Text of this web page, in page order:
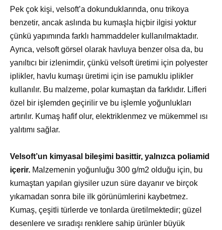
Pek çok kişi, velsoft’a dokunduklarında, onu trikoya
benzetir, ancak aslında bu kumaşla hiçbir ilgisi yoktur
çünkü yapımında farklı hammaddeler kullanılmaktadır.
Ayrıca, velsoft görsel olarak havluya benzer olsa da, bu
yanıltıcı bir izlenimdir, çünkü velsoft üretimi için polyester
iplikler, havlu kumaşı üretimi için ise pamuklu iplikler
kullanılır. Bu malzeme, polar kumaştan da farklıdır. Lifleri
özel bir işlemden geçirilir ve bu işlemle yoğunlukları
artırılır. Kumaş hafif olur, elektriklenmez ve mükemmel ısı
yalıtımı sağlar.
Velsoft’un kimyasal bileşimi basittir, yalnızca poliamid
içerir. Malzemenin yoğunluğu 300 g/m2 olduğu için, bu
kumaştan yapılan giysiler uzun süre dayanır ve birçok
yıkamadan sonra bile ilk görünümlerini kaybetmez.
Kumaş, çeşitli türlerde ve tonlarda üretilmektedir; güzel
desenlere ve sıradışı renklere sahip ürünler büyük